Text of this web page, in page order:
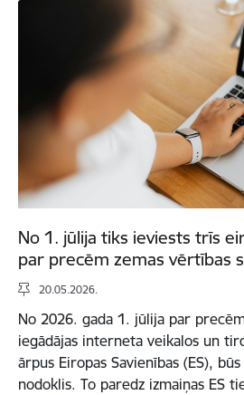
No 1. jūlija tiks ieviests trīs
par precēm zemas vērtības
20.05.2026.
No 2026. gada 1. jūlija par
iegādājas interneta veikalos un
ārpus Eiropas Savienības (ES),
nodoklis. To paredz izmaiņas ES